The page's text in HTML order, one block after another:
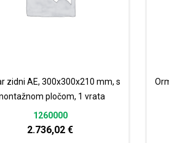
zidni AE, 300x300x210 mm, s
pločom, 1 vrata
1260000
2.736,02 €